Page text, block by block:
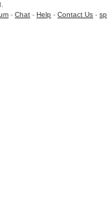
-Chat -Help -Contact Us -